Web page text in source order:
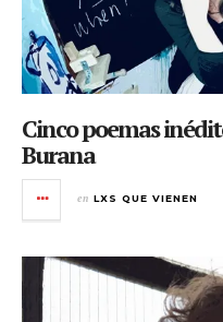
Cinco poemas
Burana
en LXS QUE VIENEN